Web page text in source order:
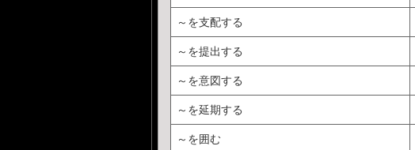
～を支配する
～を提出する
～を意図する
～を延期する
～を囲む